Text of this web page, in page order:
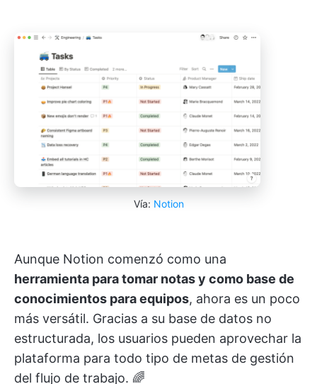
Vía: Notion
Aunque Notion comenzó como una
herramienta para tomar notas y como base de
conocimientos para equipos, ahora es un poco
más versátil. Gracias a su base de datos no
estructurada, los usuarios pueden aprovechar la
plataforma para todo tipo de metas de gestión
del flujo de trabajo. 🌈